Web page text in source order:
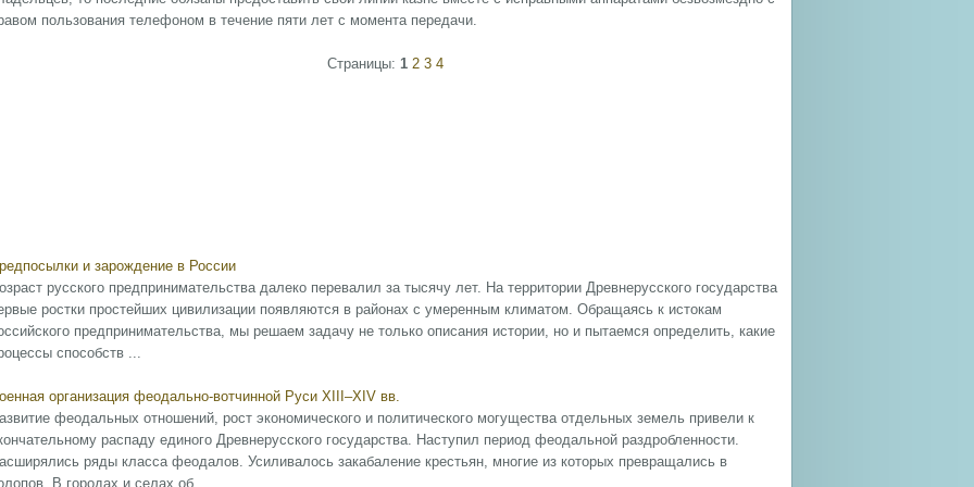
пользования телефоном в течение пяти лет с момента передачи.
Страницы: 1 2 3 4
и зарождение в России
русского предпринимательства далеко перевалил за тысячу лет. На территории Древнерусского государства
ростки простейших цивилизации появляются в районах с умеренным климатом. Обращаясь к истокам
предпринимательства, мы решаем задачу не только описания истории, но и пытаемся определить, какие
способств ...
организация феодально-вотчинной Руси XIII–XIV вв.
феодальных отношений, рост экономического и политического могущества отдельных земель привели к
распаду единого Древнерусского государства. Наступил период феодальной раздробленности.
ряды класса феодалов. Усиливалось закабаление крестьян, многие из которых превращались в
В городах и селах об ...